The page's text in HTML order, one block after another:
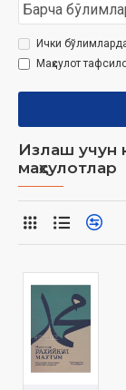
Ички
Маҳсулот
Излаш учун
маҳсулотлар